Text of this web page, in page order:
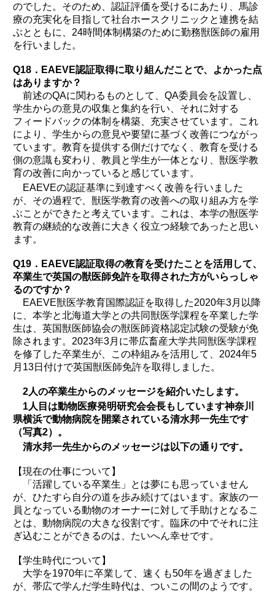
のでした。そのため、認証評価を受けるにあたり、馬診
療の充実化を目指して社台ホースクリニックと連携を結
ぶとともに、24時間体制構築のために勤務獣医師の雇用
を行いました。
Q18．EAEVE認証取得に取り組んだことで、よかった点
はありますか？
前述のQAに関わるものとして、QA委員会を設置し、
学生からの意見の収集と集約を行い、それに対する
フィードバックの体制を構築、充実させています。これ
により、学生からの意見や要望に基づく改善につながっ
ています。教育を提供する側だけでなく、教育を受ける
側の意識も変わり、教員と学生が一体となり、獣医学教
育の改善に向かっていると感じています。
EAEVEの認証基準に到達すべく改善を行いました
が、その過程で、獣医学教育の改善への取り組み方を学
ぶことができたと考えています。これは、本学の獣医学
教育の継続的な改善に大きく役立つ経験であったと思い
ます。
Q19．EAEVE認証取得の教育を受けたことを活用して、
卒業生で英国の獣医師免許を取得された方がいらっしゃ
るのですか？
EAEVE獣医学教育国際認証を取得した2020年3月以降
に、本学と北海道大学との共同獣医学課程を卒業した学
生は、英国獣医師協会の獣医師資格認定試験の受験が免
除されます。2023年3月に帯広畜産大学共同獣医学課程
を修了した卒業生が、この枠組みを活用して、2024年5
月13日付けで英国獣医師免許を取得しました。
2人の卒業生からのメッセージを紹介いたします。
1人目は動物医療発明研究会会長もしています神奈川
県横浜で動物病院を開業されている清水邦一先生です
（写真2）。
清水邦一先生からのメッセージは以下の通りです。
【現在の仕事について】
「活躍している卒業生」とは夢にも思っていません
が、ひたすら自分の道を歩み続けてはいます。家族の一
員となっている動物のオーナーに対して手助けとなるこ
とは、動物病院の大きな役割です。臨床の中でそれに注
ぎ込むことができるのは、たいへん幸せです。
【学生時代について】
大学を1970年に卒業して、速くも50年を過ぎました
が、帯広で学んだ学生時代は、ついこの間のようです。